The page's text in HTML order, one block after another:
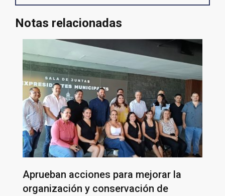
Notas relacionadas
Aprueban acciones para mejorar la
organización y conservación de